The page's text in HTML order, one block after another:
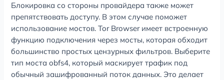
Блокировка со стороны провайдера также может
препятствовать доступу. В этом случае поможет
использование мостов. Tor Browser имеет встроенную
функцию подключения через мосты, которая обходит
большинство простых цензурных фильтров. Выберите
тип моста obfs4, который маскирует трафик под
обычный зашифрованный поток данных. Это делает